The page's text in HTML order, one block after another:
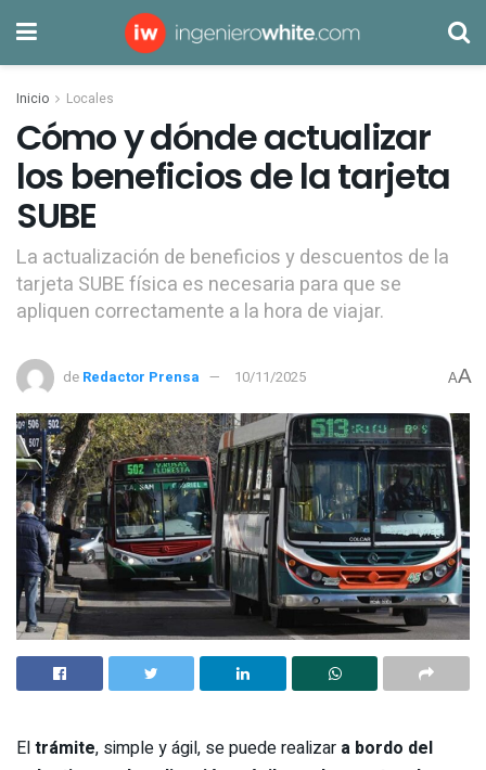
Inicio Locales
Cómo y dónde actualizar
los beneficios de la tarjeta
SUBE
La actualización de beneficios y descuentos de la
tarjeta SUBE física es necesaria para que se
apliquen correctamente a la hora de viajar.
de Redactor Prensa 10/11/2025 AA
Eltrámite, simple y ágil, se puede realizar a bordo del